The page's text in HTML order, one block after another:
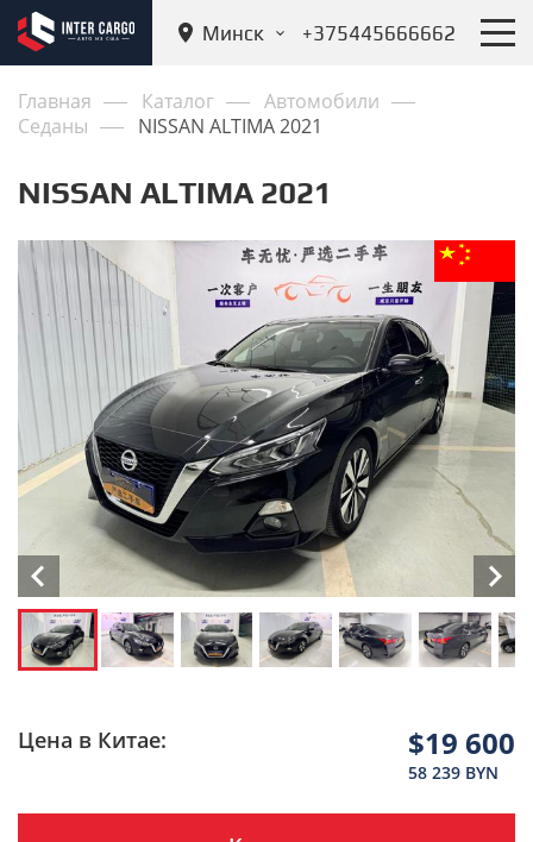
Минск +375445666662
Главная Каталог
Автомобили
Седаны
NISSAN ALTIMA 2021
NISSAN ALTIMA 2021
Цена в Китае: $19 600
58 239 BYN